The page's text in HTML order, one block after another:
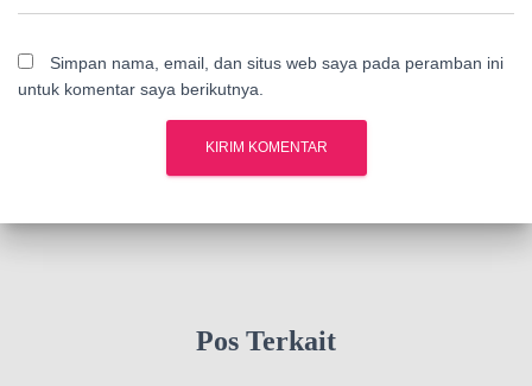
Simpan nama, email, dan situs web saya pada peramban ini
untuk komentar saya berikutnya.
Pos Terkait